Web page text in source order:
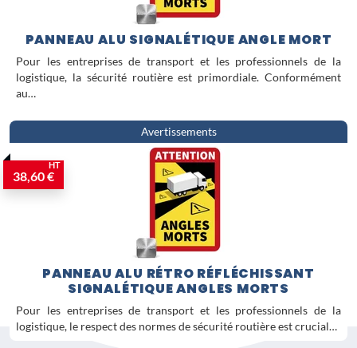
PANNEAU ALU SIGNALÉTIQUE ANGLE MORT
Pour les entreprises de transport et les professionnels de la
logistique, la sécurité routière est primordiale. Conformément
au…
Avertissements
38,60 €
HT
PANNEAU ALU RÉTRO RÉFLÉCHISSANT
SIGNALÉTIQUE ANGLES MORTS
Pour les entreprises de transport et les professionnels de la
logistique, le respect des normes de sécurité routière est crucial…